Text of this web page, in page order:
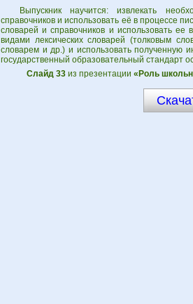
Выпускник научится: извлекать
справочников и использовать её в процессе
словарей и справочников и использовать ее
видами лексических словарей (толковым
словарем и др.) и использовать полученную
государственный образовательный стандарт
Слайд 33из презентации «Роль